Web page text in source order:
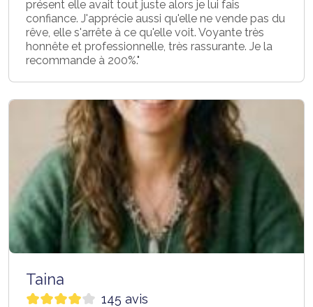
présent elle avait tout juste alors je lui fais
confiance. J'apprécie aussi qu'elle ne vende pas du
rêve, elle s'arrête à ce qu'elle voit. Voyante très
honnête et professionnelle, très rassurante. Je la
recommande à 200%."
Taina
145 avis